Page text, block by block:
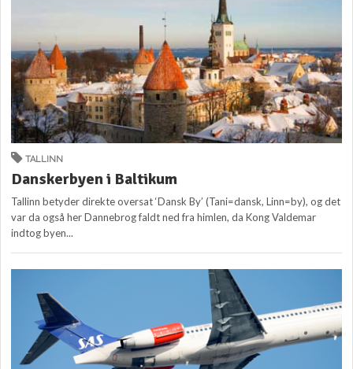
TALLINN
Danskerbyen i Baltikum
Tallinn betyder direkte oversat ‘Dansk By’ (Tani=dansk, Linn=by), og det
var da også her Dannebrog faldt ned fra himlen, da Kong Valdemar
indtog byen...